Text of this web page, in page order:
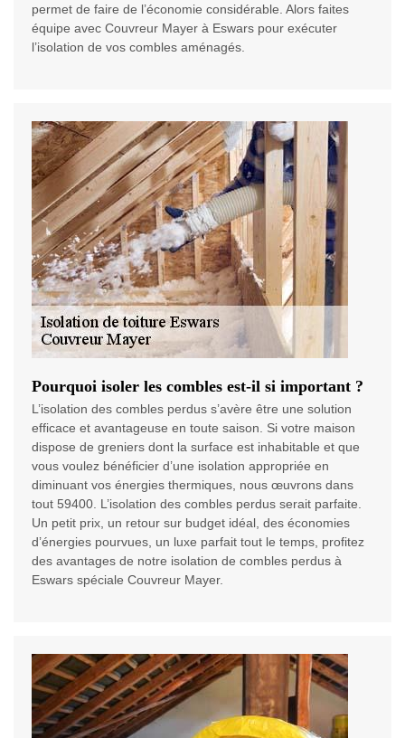
permet de faire de l’économie considérable. Alors faites
équipe avec Couvreur Mayer à Eswars pour exécuter
l’isolation de vos combles aménagés.
Pourquoi isoler les combles est-il si important ?
L’isolation des combles perdus s’avère être une solution
efficace et avantageuse en toute saison. Si votre maison
dispose de greniers dont la surface est inhabitable et que
vous voulez bénéficier d’une isolation appropriée en
diminuant vos énergies thermiques, nous œuvrons dans
tout 59400. L’isolation des combles perdus serait parfaite.
Un petit prix, un retour sur budget idéal, des économies
d’énergies pourvues, un luxe parfait tout le temps, profitez
des avantages de notre isolation de combles perdus à
Eswars spéciale Couvreur Mayer.